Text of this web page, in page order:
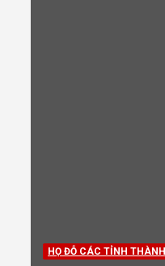
HỌ ĐỖ CÁC TỈNH THÀNH